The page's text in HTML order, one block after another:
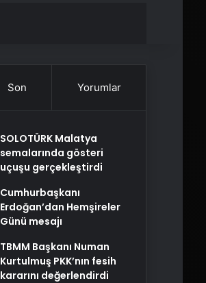
Son Yorumlar
SOLOTÜRK Malatya
semalarında gösteri
uçuşu gerçekleştirdi
Cumhurbaşkanı
Erdoğan’dan Hemşireler
Günü mesajı
TBMM Başkanı Numan
Kurtulmuş PKK’nın fesih
kararını değerlendirdi